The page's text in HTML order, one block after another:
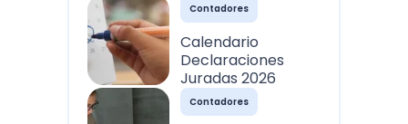
Contadores
Calendario
Declaraciones
Juradas 2026
Contadores